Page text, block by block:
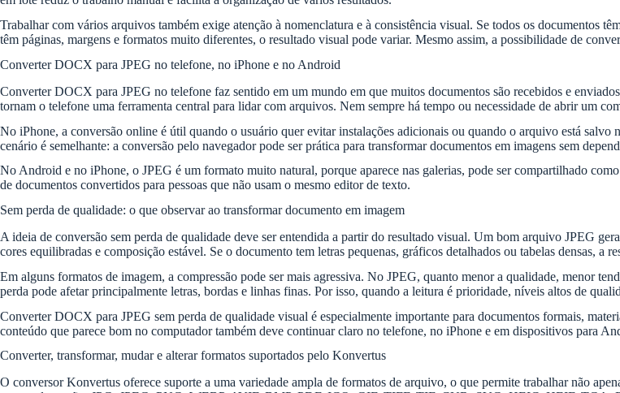
Trabalhar com vários arquivos também exige atenção à nomenclatura e à consistência visual. Se todos os documentos
têm páginas, margens e formatos muito diferentes, o resultado visual pode variar. Mesmo assim, a possibilidade de
Converter DOCX para JPEG no telefone, no iPhone e no Android
Converter DOCX para JPEG no telefone faz sentido em um mundo em que muitos documentos são recebidos e
tornam o telefone uma ferramenta central para lidar com arquivos. Nem sempre há tempo ou necessidade de abrir um
No iPhone, a conversão online é útil quando o usuário quer evitar instalações adicionais ou quando o arquivo está
cenário é semelhante: a conversão pelo navegador pode ser prática para transformar documentos em imagens sem
No Android e no iPhone, o JPEG é um formato muito natural, porque aparece nas galerias, pode ser compartilhado
de documentos convertidos para pessoas que não usam o mesmo editor de texto.
Sem perda de qualidade: o que observar ao transformar documento em imagem
A ideia de conversão sem perda de qualidade deve ser entendida a partir do resultado visual. Um bom arquivo JPEG
cores equilibradas e composição estável. Se o documento tem letras pequenas, gráficos detalhados ou tabelas densas, a
Em alguns formatos de imagem, a compressão pode ser mais agressiva. No JPEG, quanto menor a qualidade, menor
perda pode afetar principalmente letras, bordas e linhas finas. Por isso, quando a leitura é prioridade, níveis altos de
Converter DOCX para JPEG sem perda de qualidade visual é especialmente importante para documentos formais,
conteúdo que parece bom no computador também deve continuar claro no telefone, no iPhone e em dispositivos para
Converter, transformar, mudar e alterar formatos suportados pelo Konvertus
O conversor Konvertus oferece suporte a uma variedade ampla de formatos de arquivo, o que permite trabalhar não